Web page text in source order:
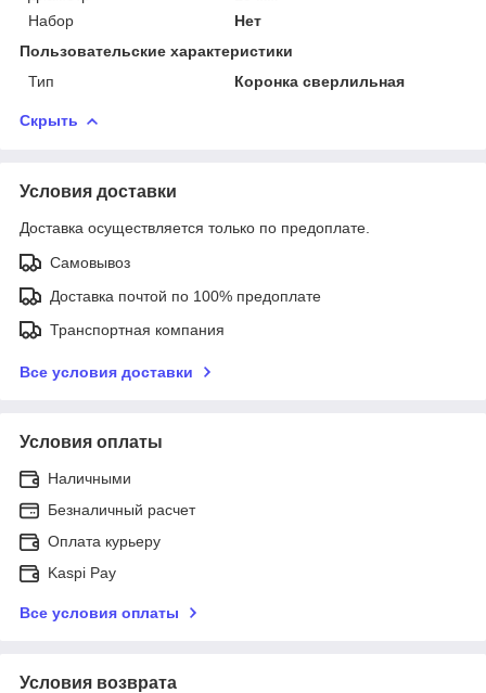
Набор
Нет
Пользовательские характеристики
Тип
Коронка сверлильная
Скрыть
Условия доставки
Доставка осуществляется только по предоплате.
Самовывоз
Доставка почтой по 100% предоплате
Транспортная компания
Все условия доставки
Условия оплаты
Наличными
Безналичный расчет
Оплата курьеру
Kaspi Pay
Все условия оплаты
Условия возврата